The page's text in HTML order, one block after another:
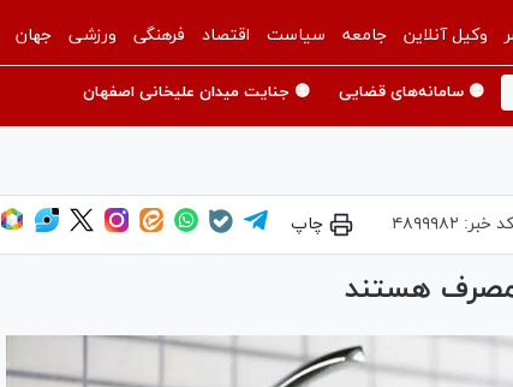
وکیل آنلاین جامعه سیاست اقتصاد فرهنگی ورزشی جهان
🟡 سامانه‌های قضایی 🟡 جنایت میدان علیخانی اصفهان
کد خبر: ۴۸۹۹۹۸۲ چاپ